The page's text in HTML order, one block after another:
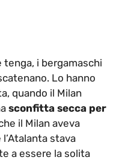
tenga, i bergamaschi
Lo hanno
quando il Milan
sconfitta secca per
il Milan aveva
stava
a essere la solita